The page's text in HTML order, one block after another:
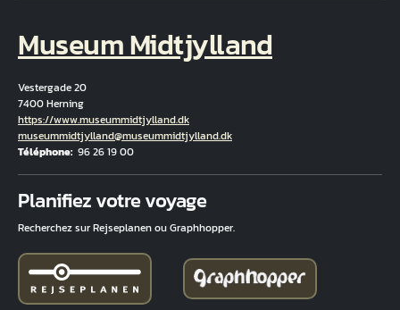
Museum Midtjylland
Vestergade 20
7400 Herning
Hjemmeside
https://www.museummidtjylland.dk
Courriel
museummidtjylland@museummidtjylland.dk
Téléphone 96 26 19 00
Planifiez votre voyage
Recherchez sur Rejseplanen ou Graphhopper.